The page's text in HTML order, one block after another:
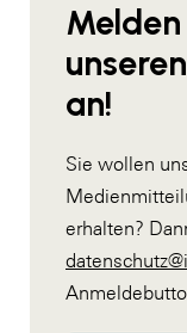
an!
Sie wollen
erhalten?